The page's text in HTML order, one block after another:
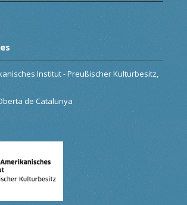
Institut - Preußischer Kulturbesitz,
de Catalunya